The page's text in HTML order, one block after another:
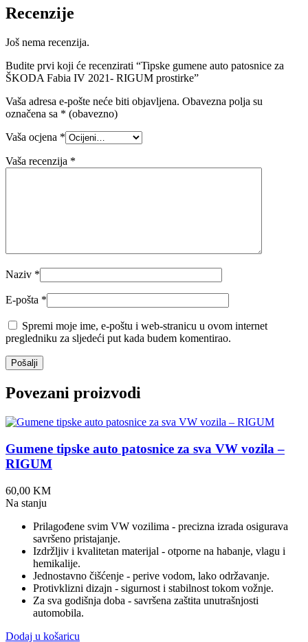
Recenzije
Još nema recenzija.
Budite prvi koji će recenzirati “Tipske gumene auto patosnice za
ŠKODA Fabia IV 2021- RIGUM prostirke”
Vaša adresa e-pošte neće biti objavljena. Obavezna polja su
označena sa * (obavezno)
Vaša ocjena *
Vaša recenzija *
Naziv *
E-pošta *
Spremi moje ime, e-poštu i web-stranicu u ovom internet
pregledniku za sljedeći put kada budem komentirao.
Povezani proizvodi
Gumene tipske auto patosnice za sva VW vozila –
RIGUM
60,00 KM
Na stanju
Prilagođene svim VW vozilima - precizna izrada osigurava
savršeno pristajanje.
Izdržljiv i kvalitetan materijal - otporne na habanje, vlagu i
hemikalije.
Jednostavno čišćenje - perive vodom, lako održavanje.
Protivklizni dizajn - sigurnost i stabilnost tokom vožnje.
Za sva godišnja doba - savršena zaštita unutrašnjosti
automobila.
Dodaj u košaricu